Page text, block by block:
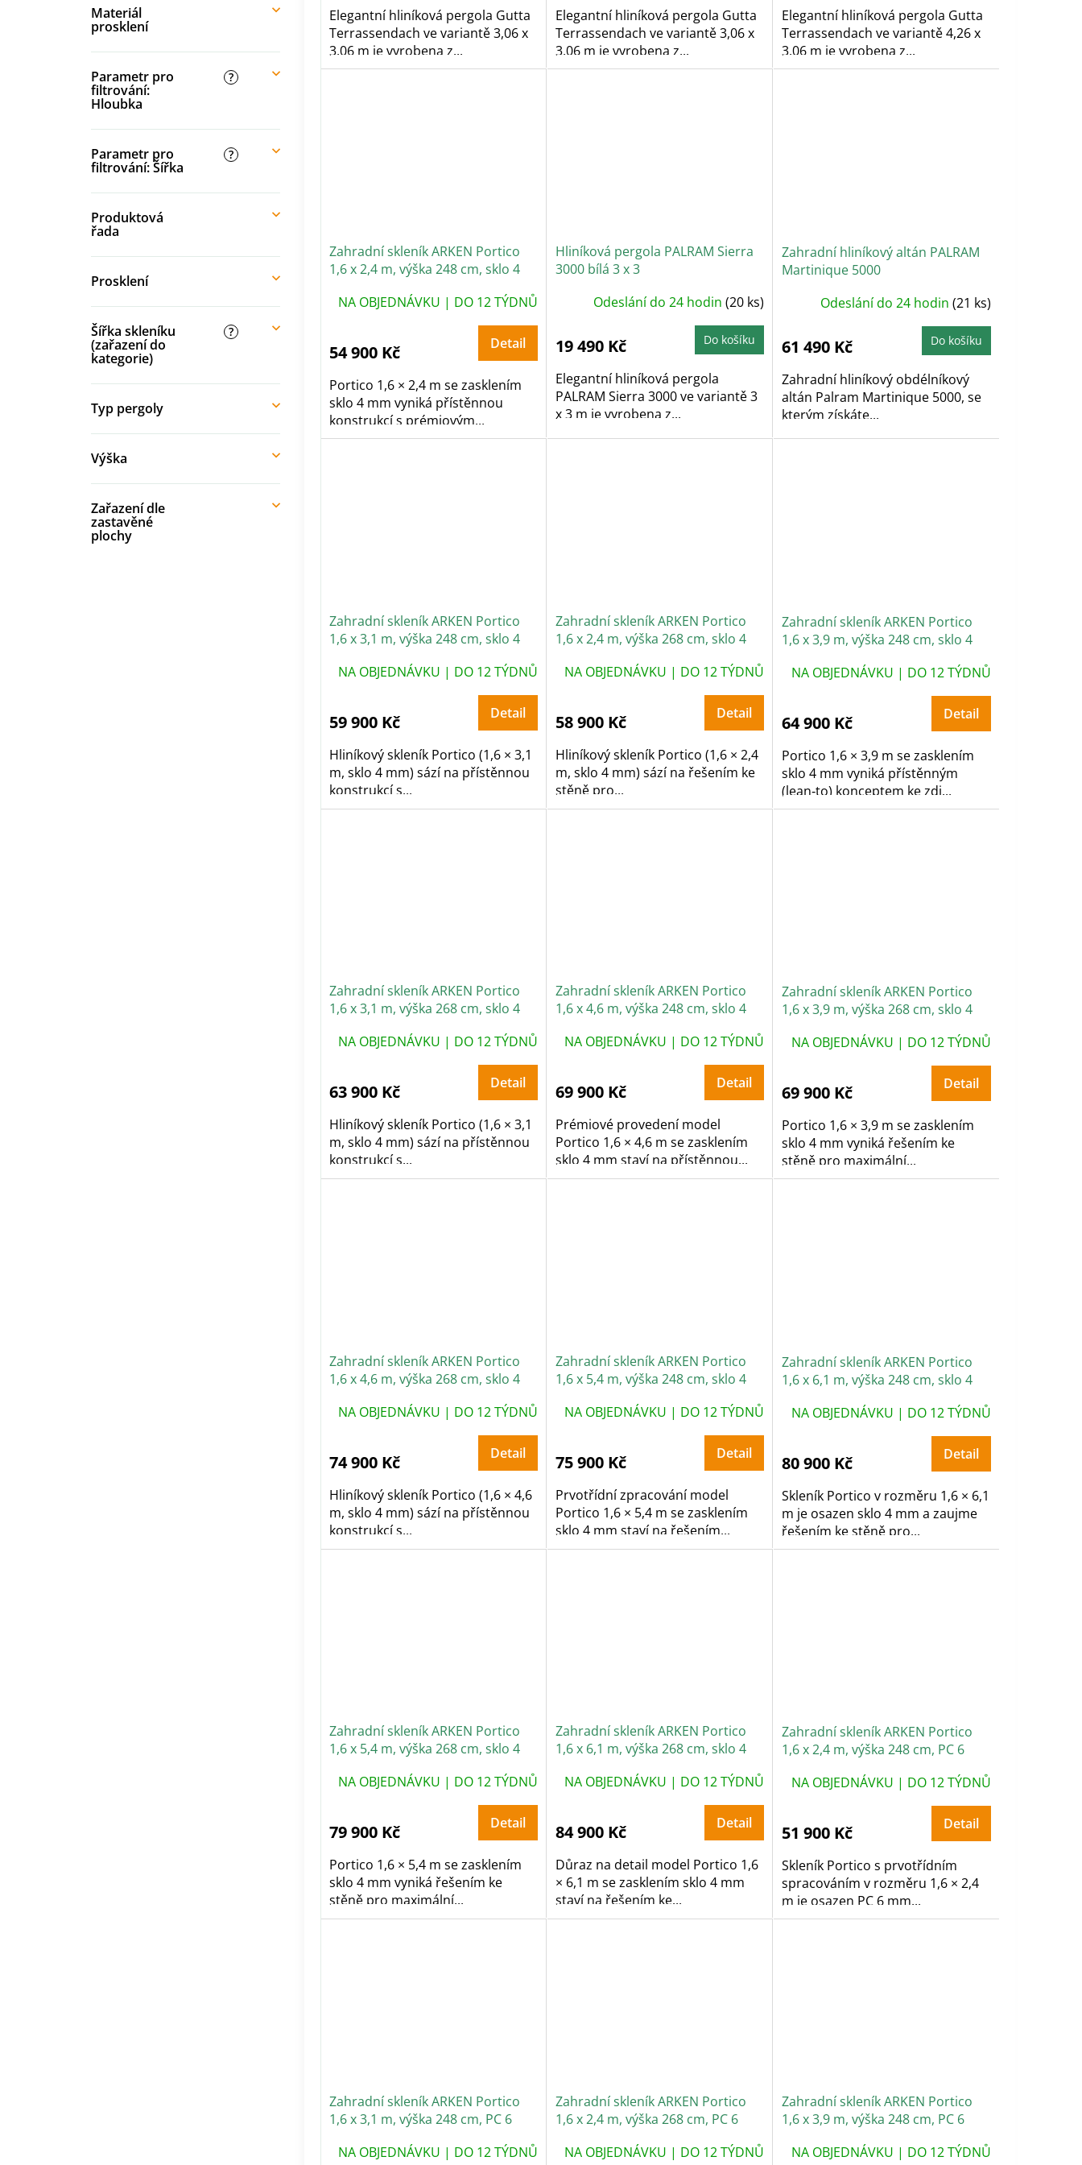
Materiál
prosklení
Parametr pro
filtrování:
Hloubka
?
Parametr pro
filtrování: Šířka
?
Produktová
řada
Prosklení
Šířka skleníku
(zařazení do
kategorie)
?
Typ pergoly
Výška
Zařazení dle
zastavěné
plochy
hvězdiček.
Elegantní hliníková pergola Gutta
Terrassendach ve variantě 3,06 x
3,06 m je vyrobena z...
hvězdiček.
Elegantní hliníková pergola Gutta
Terrassendach ve variantě 3,06 x
3,06 m je vyrobena z...
hvězdiček.
Elegantní hliníková pergola Gutta
Terrassendach ve variantě 4,26 x
3,06 m je vyrobena z...
Zahradní skleník ARKEN Portico
1,6 x 2,4 m, výška 248 cm, sklo 4
NA OBJEDNÁVKU | DO 12 TÝDNŮ
54 900 Kč Detail
Portico 1,6 × 2,4 m se zasklením
sklo 4 mm vyniká přístěnnou
konstrukcí s prémiovým...
Hliníková pergola PALRAM Sierra
3000 bílá 3 x 3
Odeslání do 24 hodin (20 ks)
19 490 Kč Do košíku
Elegantní hliníková pergola
PALRAM Sierra 3000 ve variantě 3
x 3 m je vyrobena z...
Zahradní hliníkový altán PALRAM
Martinique 5000
Odeslání do 24 hodin (21 ks)
61 490 Kč Do košíku
Zahradní hliníkový obdélníkový
altán Palram Martinique 5000, se
kterým získáte...
Zahradní skleník ARKEN Portico
1,6 x 3,1 m, výška 248 cm, sklo 4
NA OBJEDNÁVKU | DO 12 TÝDNŮ
59 900 Kč Detail
Hliníkový skleník Portico (1,6 × 3,1
m, sklo 4 mm) sází na přístěnnou
konstrukcí s...
Zahradní skleník ARKEN Portico
1,6 x 2,4 m, výška 268 cm, sklo 4
NA OBJEDNÁVKU | DO 12 TÝDNŮ
58 900 Kč Detail
Hliníkový skleník Portico (1,6 × 2,4
m, sklo 4 mm) sází na řešením ke
stěně pro...
Zahradní skleník ARKEN Portico
1,6 x 3,9 m, výška 248 cm, sklo 4
NA OBJEDNÁVKU | DO 12 TÝDNŮ
64 900 Kč Detail
Portico 1,6 × 3,9 m se zasklením
sklo 4 mm vyniká přístěnným
(lean‑to) konceptem ke zdi...
Zahradní skleník ARKEN Portico
1,6 x 3,1 m, výška 268 cm, sklo 4
NA OBJEDNÁVKU | DO 12 TÝDNŮ
63 900 Kč Detail
Hliníkový skleník Portico (1,6 × 3,1
m, sklo 4 mm) sází na přístěnnou
konstrukcí s...
Zahradní skleník ARKEN Portico
1,6 x 4,6 m, výška 248 cm, sklo 4
NA OBJEDNÁVKU | DO 12 TÝDNŮ
69 900 Kč Detail
Prémiové provedení model
Portico 1,6 × 4,6 m se zasklením
sklo 4 mm staví na přístěnnou...
Zahradní skleník ARKEN Portico
1,6 x 3,9 m, výška 268 cm, sklo 4
NA OBJEDNÁVKU | DO 12 TÝDNŮ
69 900 Kč Detail
Portico 1,6 × 3,9 m se zasklením
sklo 4 mm vyniká řešením ke
stěně pro maximální...
Zahradní skleník ARKEN Portico
1,6 x 4,6 m, výška 268 cm, sklo 4
NA OBJEDNÁVKU | DO 12 TÝDNŮ
74 900 Kč Detail
Hliníkový skleník Portico (1,6 × 4,6
m, sklo 4 mm) sází na přístěnnou
konstrukcí s...
Zahradní skleník ARKEN Portico
1,6 x 5,4 m, výška 248 cm, sklo 4
NA OBJEDNÁVKU | DO 12 TÝDNŮ
75 900 Kč Detail
Prvotřídní zpracování model
Portico 1,6 × 5,4 m se zasklením
sklo 4 mm staví na řešením...
Zahradní skleník ARKEN Portico
1,6 x 6,1 m, výška 248 cm, sklo 4
NA OBJEDNÁVKU | DO 12 TÝDNŮ
80 900 Kč Detail
Skleník Portico v rozměru 1,6 × 6,1
m je osazen sklo 4 mm a zaujme
řešením ke stěně pro...
Zahradní skleník ARKEN Portico
1,6 x 5,4 m, výška 268 cm, sklo 4
NA OBJEDNÁVKU | DO 12 TÝDNŮ
79 900 Kč Detail
Portico 1,6 × 5,4 m se zasklením
sklo 4 mm vyniká řešením ke
stěně pro maximální...
Zahradní skleník ARKEN Portico
1,6 x 6,1 m, výška 268 cm, sklo 4
NA OBJEDNÁVKU | DO 12 TÝDNŮ
84 900 Kč Detail
Důraz na detail model Portico 1,6
× 6,1 m se zasklením sklo 4 mm
staví na řešením ke...
Zahradní skleník ARKEN Portico
1,6 x 2,4 m, výška 248 cm, PC 6
NA OBJEDNÁVKU | DO 12 TÝDNŮ
51 900 Kč Detail
Skleník Portico s prvotřídním
spracováním v rozměru 1,6 × 2,4
m je osazen PC 6 mm...
Zahradní skleník ARKEN Portico
1,6 x 3,1 m, výška 248 cm, PC 6
NA OBJEDNÁVKU | DO 12 TÝDNŮ
Zahradní skleník ARKEN Portico
1,6 x 2,4 m, výška 268 cm, PC 6
NA OBJEDNÁVKU | DO 12 TÝDNŮ
Zahradní skleník ARKEN Portico
1,6 x 3,9 m, výška 248 cm, PC 6
NA OBJEDNÁVKU | DO 12 TÝDNŮ